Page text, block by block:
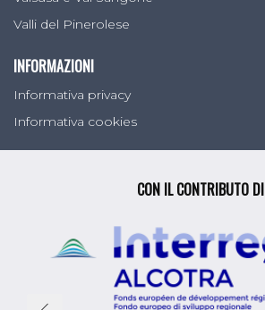
Valli del Pinerolese
INFORMAZIONI
Informativa privacy
Informativa cookies
CON IL CONTRIBUTO DI